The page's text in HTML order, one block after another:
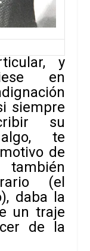
y
en
siempre
su
te
de
también
(el
daba la
un traje
de la